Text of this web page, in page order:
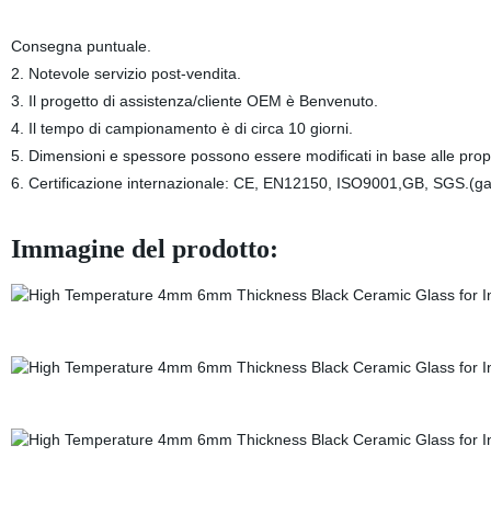
Consegna puntuale.
2. Notevole servizio post-vendita.
3. Il progetto di assistenza/cliente OEM è Benvenuto.
4. Il tempo di campionamento è di circa 10 giorni.
5. Dimensioni e spessore possono essere modificati in base alle
6. Certificazione internazionale: CE, EN12150, ISO9001,GB,
Immagine del prodotto: